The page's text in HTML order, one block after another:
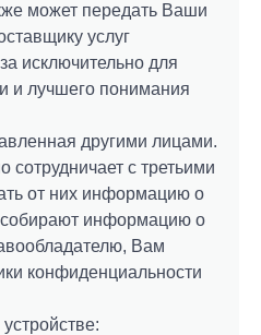
может передать Ваши
услуг
исключительно для
и лучшего понимания
другими лицами.
сотрудничает с третьими
от них информацию о
собирают информацию о
Вам
конфиденциальности